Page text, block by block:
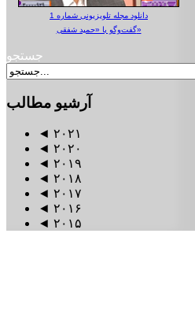
دانلود مجله تلویزیونی شماره 1
گفت‌وگو با «حمید شفقی»
جستجو
آرشیو مطالب
◄ ۲۰۲۱
◄ ۲۰۲۰
◄ ۲۰۱۹
◄ ۲۰۱۸
◄ ۲۰۱۷
◄ ۲۰۱۶
◄ ۲۰۱۵